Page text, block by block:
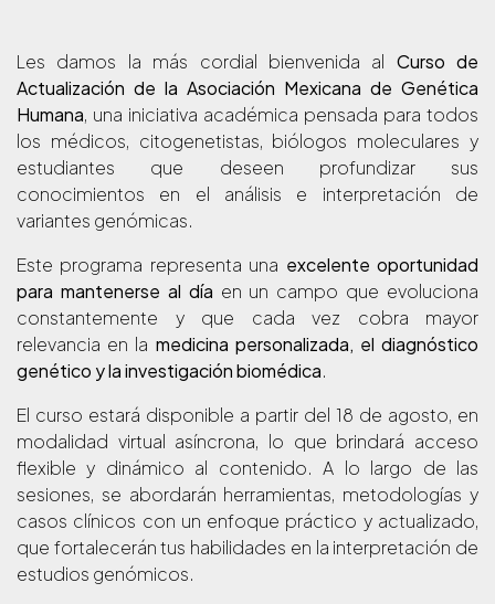
Les damos la más cordial bienvenida al Curso de
Actualización de la Asociación Mexicana de Genética
Humana, una iniciativa académica pensada para todos
los médicos, citogenetistas, biólogos moleculares y
estudiantes que deseen profundizar sus
conocimientos en el análisis e interpretación de
variantes genómicas.
Este programa representa una excelente oportunidad
para mantenerse al día en un campo que evoluciona
constantemente y que cada vez cobra mayor
relevancia en la medicina personalizada, el diagnóstico
genético y la investigación biomédica.
El curso estará disponible a partir del 18 de agosto, en
modalidad virtual asíncrona, lo que brindará acceso
flexible y dinámico al contenido. A lo largo de las
sesiones, se abordarán herramientas, metodologías y
casos clínicos con un enfoque práctico y actualizado,
que fortalecerán tus habilidades en la interpretación de
estudios genómicos.